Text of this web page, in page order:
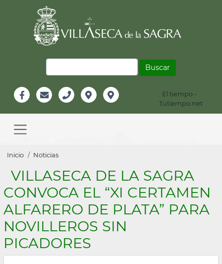
Información
Header
El tiempo -
Tutiempo.net
navigation
Sobrescribir
enlaces
de
ayuda
a
la
navegación
Inicio Noticias
VILLASECA DE LA SAGRA
CONVOCA EL “XI CERTAMEN
ALFARERO DE PLATA” PARA
NOVILLEROS SIN
PICADORES